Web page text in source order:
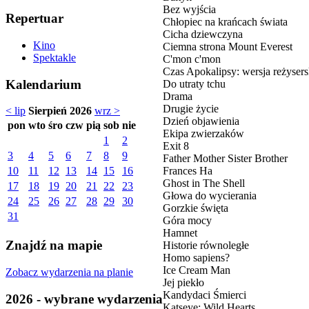
Repertuar
Kino
Spektakle
Kalendarium
< lip Sierpień 2026 wrz >
pon wto śro czw pią sob nie
1
2
3
4 5 6 7 8
9
10
11 12 13 14 15
16
17
18 19 20 21 22
23
24
25 26 27 28 29
30
31
Znajdź na mapie
Zobacz wydarzenia na planie
2026 - wybrane wydarzenia
Bez wyjścia
Chłopiec na krańcach świata
Cicha dziewczyna
Ciemna strona Mount Everest
C'mon c'mon
Czas Apokalipsy: wersja
Do utraty tchu
Drama
Drugie życie
Dzień objawienia
Ekipa zwierzaków
Exit 8
Father Mother Sister Brother
Frances Ha
Ghost in The Shell
Głowa do wycierania
Gorzkie święta
Góra mocy
Hamnet
Historie równoległe
Homo sapiens?
Ice Cream Man
Jej piekło
Kandydaci Śmierci